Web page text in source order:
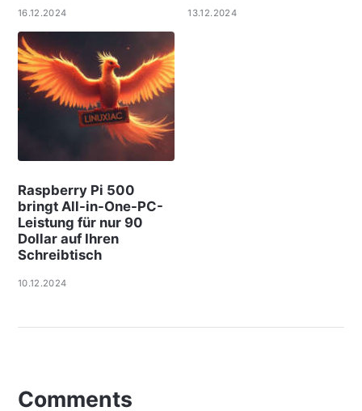
16.12.2024 13.12.2024
Raspberry Pi 500
bringt All-in-One-PC-
Leistung für nur 90
Dollar auf Ihren
Schreibtisch
10.12.2024
Comments